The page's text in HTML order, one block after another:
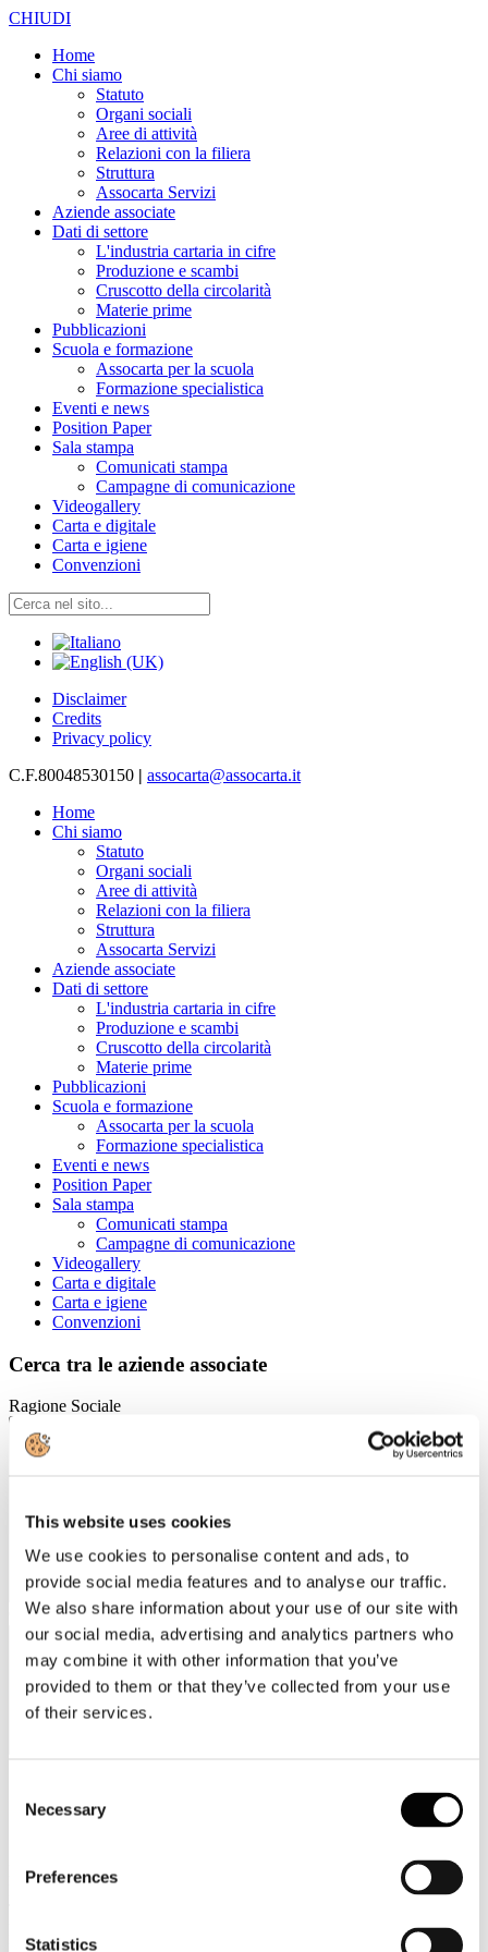
This website uses cookies
We use cookies to personalise content and ads, to
provide social media features and to analyse our traffic.
We also share information about your use of our site with
our social media, advertising and analytics partners who
may combine it with other information that you’ve
provided to them or that they’ve collected from your use
of their services.
Selection
Necessary
Preferences
Statistics
CHIUDI
Home
Chi siamo
Statuto
Organi sociali
Aree di attività
Relazioni con la filiera
Struttura
Assocarta Servizi
Aziende associate
Dati di settore
L'industria cartaria in cifre
Produzione e scambi
Cruscotto della circolarità
Materie prime
Pubblicazioni
Scuola e formazione
Assocarta per la scuola
Formazione specialistica
Eventi e news
Position Paper
Sala stampa
Comunicati stampa
Campagne di comunicazione
Videogallery
Carta e digitale
Carta e igiene
Convenzioni
Disclaimer
Credits
Privacy policy
C.F.80048530150 | assocarta@assocarta.it
Home
Chi siamo
Statuto
Organi sociali
Aree di attività
Relazioni con la filiera
Struttura
Assocarta Servizi
Aziende associate
Dati di settore
L'industria cartaria in cifre
Produzione e scambi
Cruscotto della circolarità
Materie prime
Pubblicazioni
Scuola e formazione
Assocarta per la scuola
Formazione specialistica
Eventi e news
Position Paper
Sala stampa
Comunicati stampa
Campagne di comunicazione
Videogallery
Carta e digitale
Carta e igiene
Convenzioni
Cerca tra le aziende associate
Ragione Sociale
Categorie merceologiche
Milano